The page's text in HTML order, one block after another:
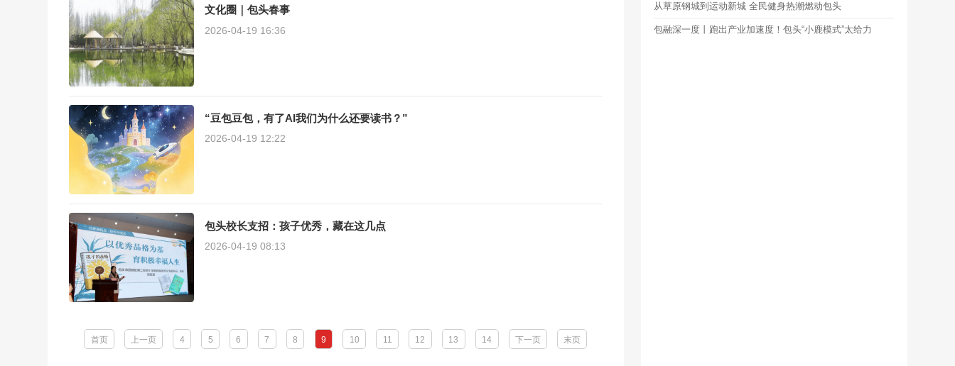
文化圈｜包头春事
2026-04-19 16:36
“豆包豆包，有了AI我们为什么还要读书？”
2026-04-19 12:22
包头校长支招：孩子优秀，藏在这几点
2026-04-19 08:13
首页 上一页 4 5 6 7 8 9 10 11 12 13 14 下一页 末页
从草原钢城到运动新城 全民健身热潮燃动包头
包融深一度丨跑出产业加速度！包头“小鹿模式”太给力